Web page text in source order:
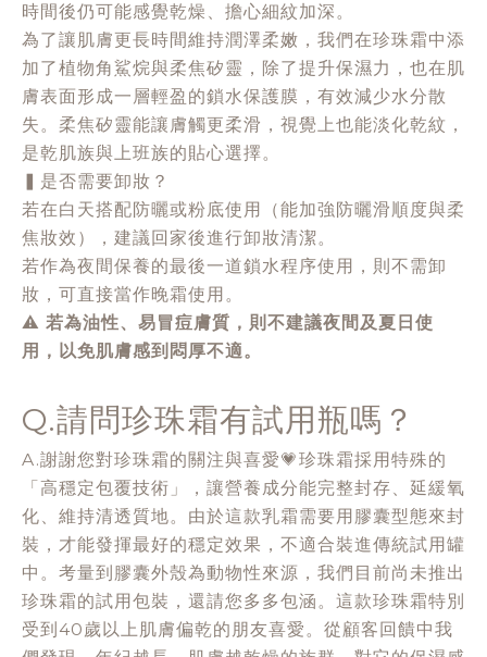
時間後仍可能感覺乾燥、擔心細紋加深。
為了讓肌膚更長時間維持潤澤柔嫩，我們在珍珠霜中添
加了植物角鯊烷與柔焦矽靈，除了提升保濕力，也在肌
膚表面形成一層輕盈的鎖水保護膜，有效減少水分散
失。柔焦矽靈能讓膚觸更柔滑，視覺上也能淡化乾紋，
是乾肌族與上班族的貼心選擇。
▍是否需要卸妝？
若在白天搭配防曬或粉底使用（能加強防曬滑順度與柔
焦妝效），建議回家後進行卸妝清潔。
若作為夜間保養的最後一道鎖水程序使用，則不需卸
妝，可直接當作晚霜使用。
⚠️ 若為油性、易冒痘膚質，則不建議夜間及夏日使
用，以免肌膚感到悶厚不適。
Q.請問珍珠霜有試用瓶嗎？
A.謝謝您對珍珠霜的關注與喜愛💗珍珠霜採用特殊的
「高穩定包覆技術」，讓營養成分能完整封存、延緩氧
化、維持清透質地。由於這款乳霜需要用膠囊型態來封
裝，才能發揮最好的穩定效果，不適合裝進傳統試用罐
中。考量到膠囊外殼為動物性來源，我們目前尚未推出
珍珠霜的試用包裝，還請您多多包涵。這款珍珠霜特別
受到40歲以上肌膚偏乾的朋友喜愛。從顧客回饋中我